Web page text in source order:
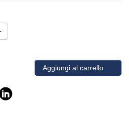
Aggiungi al carrello